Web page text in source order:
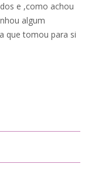
e ,como achou
algum
que tomou para si